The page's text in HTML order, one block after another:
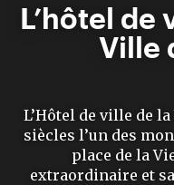
L’hôtel de
Ville
L’Hôtel de ville de
siècles l’un des
place de la
extraordinaire et sa